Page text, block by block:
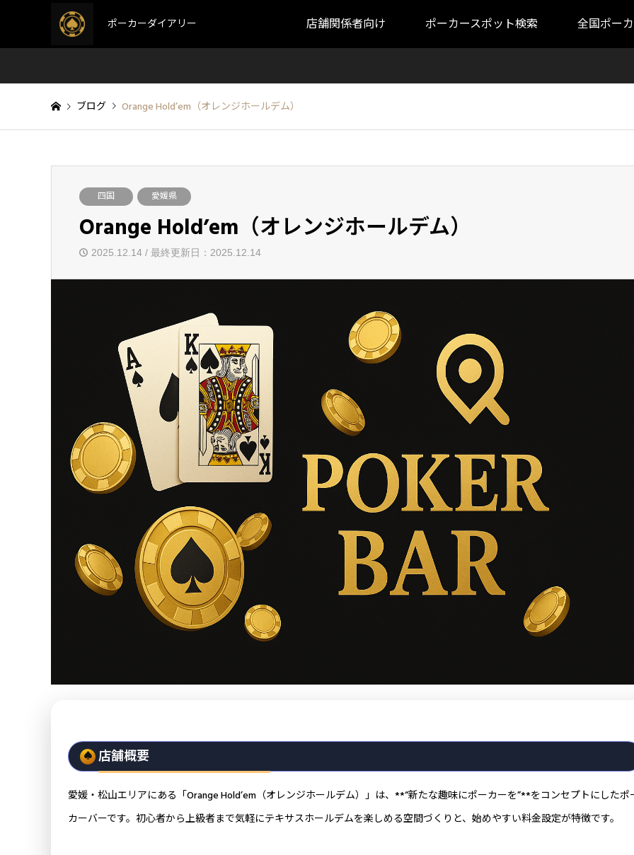
ポーカーダイアリー 店舗関係者向け ポーカースポット検索 全国ポー
ブログ Orange Hold’em（オレンジホールデム）
四国 愛媛県
Orange Hold’em（オレンジホールデム）
2025.12.14 / 最終更新日：2025.12.14
店舗概要
愛媛・松山エリアにある「Orange Hold’em（オレンジホールデム）」は、**“新たな趣味にポーカーを”**をコンセプトにしたポ
カーバーです。初心者から上級者まで気軽にテキサスホールデムを楽しめる空間づくりと、始めやすい料金設定が特徴です。